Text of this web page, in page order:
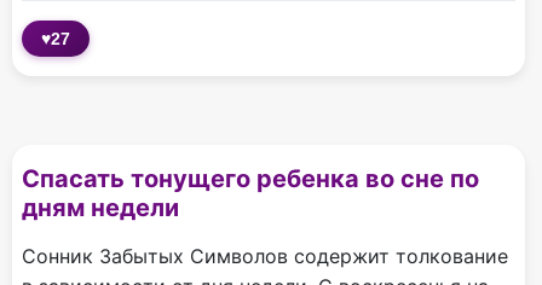
♥27
Спасать тонущего ребенка во сне по
дням недели
Сонник Забытых Символов содержит толкование